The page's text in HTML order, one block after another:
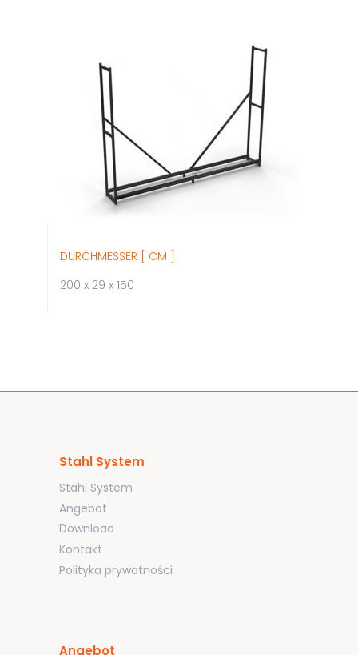
DURCHMESSER [ CM ]
200 x 29 x 150
Stahl System
Stahl System
Angebot
Download
Kontakt
Polityka prywatności
Angebot